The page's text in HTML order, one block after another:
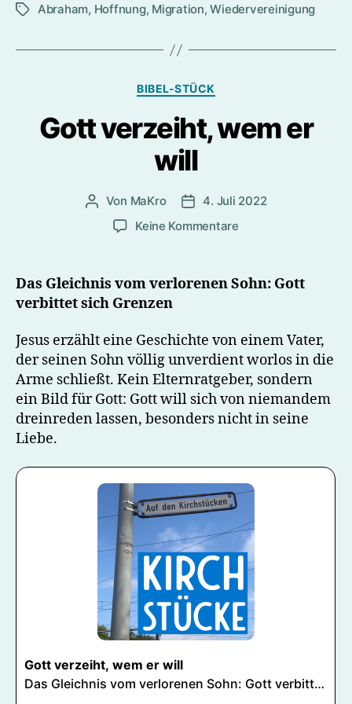
Wegen“
Schlagwörter
Abraham, Hoffnung, Migration,Wiedervereinigung
Kategorien
BIBEL-STÜCK
Gott verzeiht, wem er
will
Beitragsautor
Von MaKro Beitragsdatum
4. Juli 2022
Keine Kommentarezu
wem
Das Gleichnis vom verlorenen Sohn: Gott
verbittet sich Grenzen
Jesus erzählt eine Geschichte von einem Vater,
der seinen Sohn völlig unverdient worlos in die
Arme schließt. Kein Elternratgeber, sondern
ein Bild für Gott: Gott will sich von niemandem
dreinreden lassen, besonders nicht in seine
Liebe.